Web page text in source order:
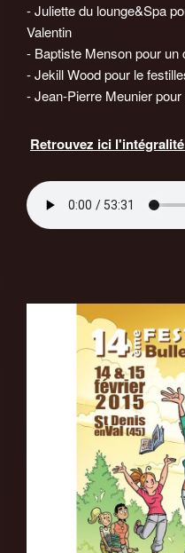
- Juliette du lounge&Spa
Valentin
- Baptiste Menson pour
- Jekill Wood pour le
- Jean-Pierre Meunier
Retrouvez ici